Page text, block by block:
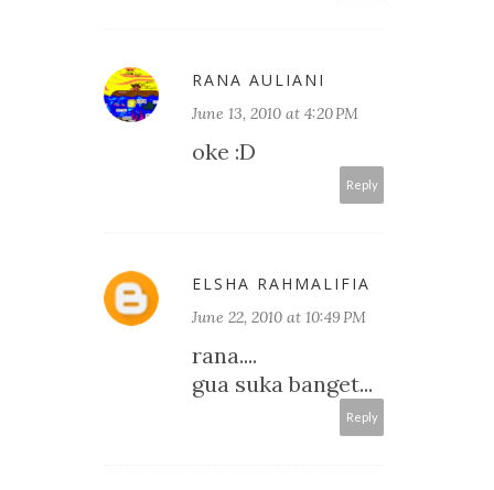
RANA AULIANI
June 13, 2010 at 4:20 PM
oke :D
Reply
ELSHA RAHMALIFIA
June 22, 2010 at 10:49 PM
rana....
gua suka banget...
Reply